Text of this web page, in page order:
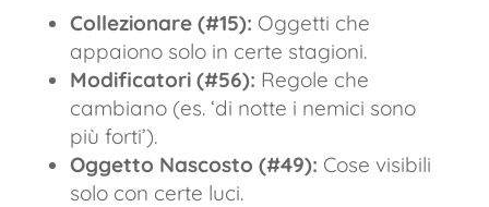
Collezionare (#15): Oggetti che
appaiono solo in certe stagioni.
Modificatori (#56): Regole che
cambiano (es. ‘di notte i nemici sono
più forti’).
Oggetto Nascosto (#49): Cose visibili
solo con certe luci.